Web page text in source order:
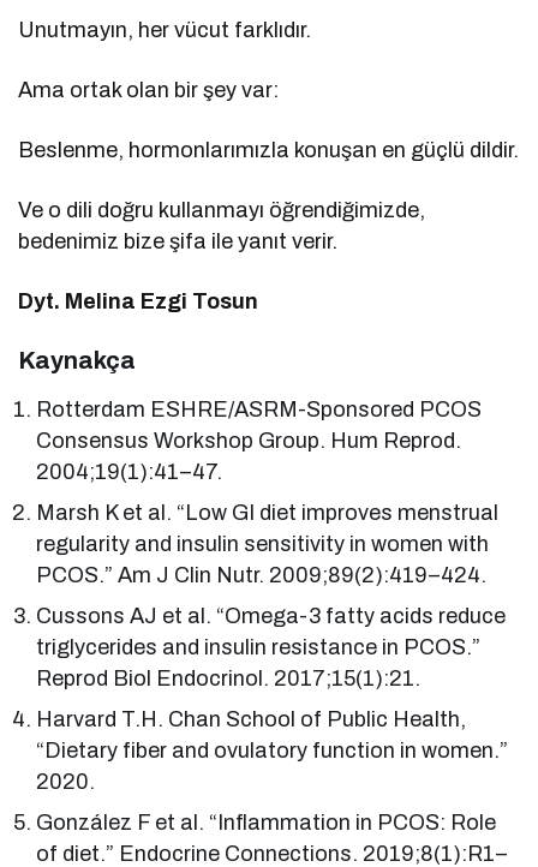
Unutmayın, her vücut farklıdır.
Ama ortak olan bir şey var:
Beslenme, hormonlarımızla konuşan en güçlü dildir.
Ve o dili doğru kullanmayı öğrendiğimizde,
bedenimiz bize şifa ile yanıt verir.
Dyt. Melina Ezgi Tosun
Kaynakça
Rotterdam ESHRE/ASRM-Sponsored PCOS
Consensus Workshop Group. Hum Reprod.
2004;19(1):41–47.
Marsh K et al. “Low GI diet improves menstrual
regularity and insulin sensitivity in women with
PCOS.” Am J Clin Nutr. 2009;89(2):419–424.
Cussons AJ et al. “Omega-3 fatty acids reduce
triglycerides and insulin resistance in PCOS.”
Reprod Biol Endocrinol. 2017;15(1):21.
Harvard T.H. Chan School of Public Health,
“Dietary fiber and ovulatory function in women.”
2020.
González F et al. “Inflammation in PCOS: Role
of diet.” Endocrine Connections. 2019;8(1):R1–